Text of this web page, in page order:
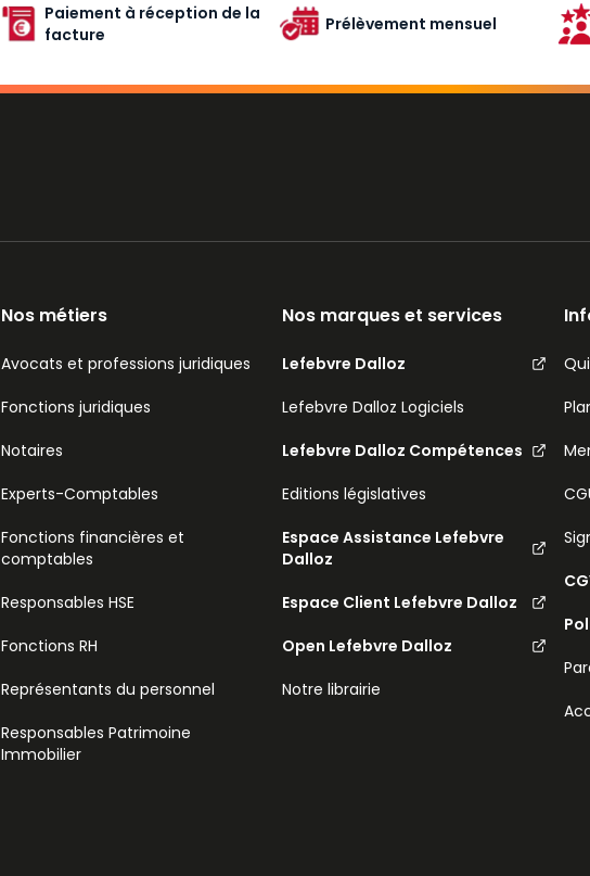
Paiement à réception de la
facture
Prélèvement mensuel
Nos métiers
Avocats et professions juridiques
Fonctions juridiques
Notaires
Experts-Comptables
Fonctions financières et
comptables
Responsables HSE
Fonctions RH
Représentants du personnel
Responsables Patrimoine
Immobilier
Nos marques et services
Lefebvre Dalloz
Lefebvre Dalloz Logiciels
Lefebvre Dalloz Compétences
Editions législatives
Espace Assistance Lefebvre
Dalloz
Espace Client Lefebvre Dalloz
Open Lefebvre Dalloz
Notre librairie